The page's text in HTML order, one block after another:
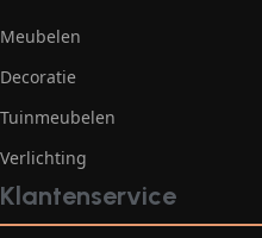
Meubelen
Decoratie
Tuinmeubelen
Verlichting
Klantenservice